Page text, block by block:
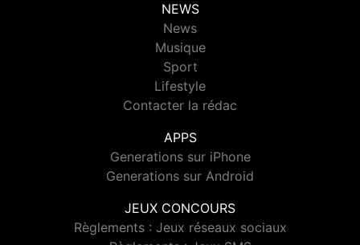
NEWS
News
Musique
Sport
Lifestyle
Contacter la rédac
APPS
Generations sur iPhone
Generations sur Android
JEUX CONCOURS
Règlements : Jeux réseaux sociaux